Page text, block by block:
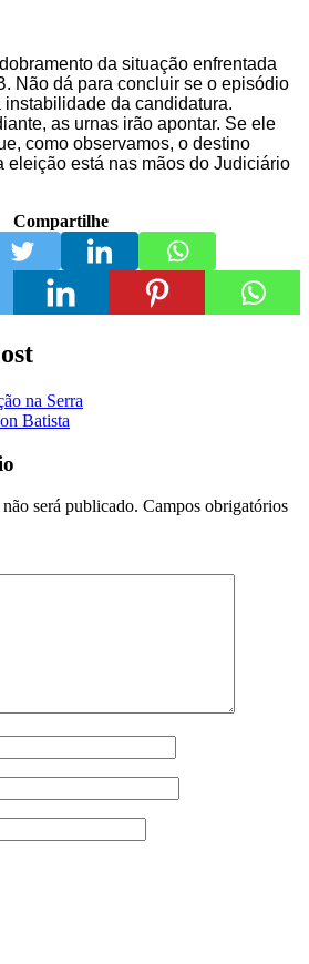
da situação enfrentada
Não dá para concluir se o episódio
instabilidade da candidatura.
as urnas irão apontar. Se ele
como observamos, o destino
eleição está nas mãos do Judiciário
Compartilhe
na Serra
Batista
será publicado. Campos obrigatórios